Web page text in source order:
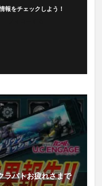
報をチェックしよう！
ラバトお疲れさまで